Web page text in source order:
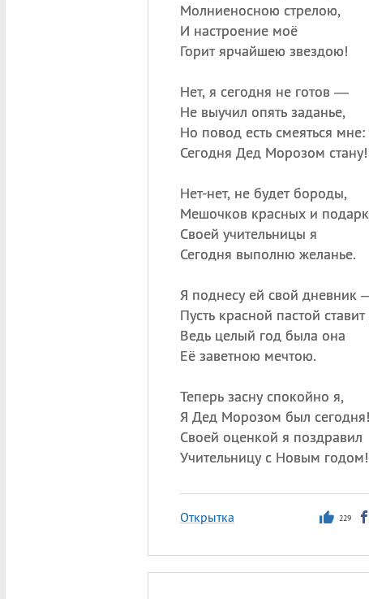
Молниеносною стрелою,
И настроение моё
Горит ярчайшею звездою!
Нет, я сегодня не готов —
Не выучил опять заданье,
Но повод есть смеяться мне:
Сегодня Дед Морозом стану!
Нет-нет, не будет бороды,
Мешочков красных и
Своей учительницы я
Сегодня выполню желанье.
Я поднесу ей свой дневник
Пусть красной пастой
Ведь целый год была она
Её заветною мечтою.
Теперь засну спокойно я,
Я Дед Морозом был сегодня!
Своей оценкой я поздравил
Учительницу с Новым годом!
Открытка 229